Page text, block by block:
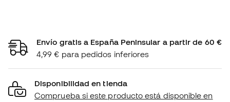
Envío gratis a España Peninsular a partir de 60 €
4,99 € para pedidos inferiores
Disponibilidad en tienda
Comprueba si este producto está disponible en